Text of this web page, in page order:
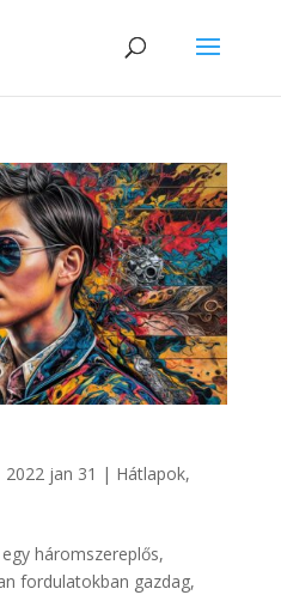
2022 jan 31 | Hátlapok,
háromszereplős,
fordulatokban gazdag,